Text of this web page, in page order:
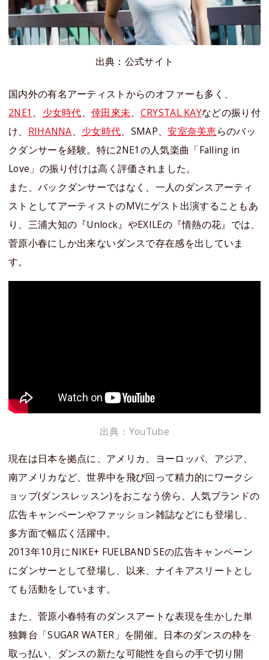
出典：公式サイト
国内外の有名アーティストからのオファーも多く、
2NE1 、 少女時代、倖田來未、 CRYSTAL KAYなどの振り付
け、 RIHANNA、 少女時代、SMAP、安室奈美恵らのバッ
クダンサーを経験。特に2NE1の人気楽曲「Falling in
Love」の振り付けは高く評価されました。
また、バックダンサーではなく、一人のダンスアーティ
ストとしてアーティストのMVにゲスト出演することもあ
り、三浦大知の『Unlock』やEXILEの『情熱の花』では、
菅原小春にしか出来ないダンスで存在感を出していま
す。
出典：YouTube
現在は日本を拠点に、アメリカ、ヨーロッパ、アジア、
南アメリカなど、世界中を飛び回って精力的にワークシ
ョップ(ダンスレッスン)をおこなう傍ら、人気ブランドの
広告キャンペーンやファッション雑誌などにも登場し、
多方面で幅広く活躍中。
2013年10月にNIKE+ FUELBAND SEの広告キャンペーン
にダンサーとして登場し、以来、ナイキアスリートとし
ても活動をしています。
また、菅原小春特有のダンスアートな表現を生かした単
独舞台「SUGAR WATER」を開催。日本のダンスの枠を
取っ払い、ダンスの新たな可能性を自らの手で切り開